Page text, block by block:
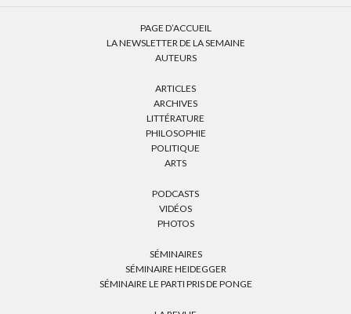
PAGE D’ACCUEIL
LA NEWSLETTER DE LA SEMAINE
AUTEURS
ARTICLES
ARCHIVES
LITTÉRATURE
PHILOSOPHIE
POLITIQUE
ARTS
PODCASTS
VIDÉOS
PHOTOS
SÉMINAIRES
SÉMINAIRE HEIDEGGER
SÉMINAIRE LE PARTI PRIS DE PONGE